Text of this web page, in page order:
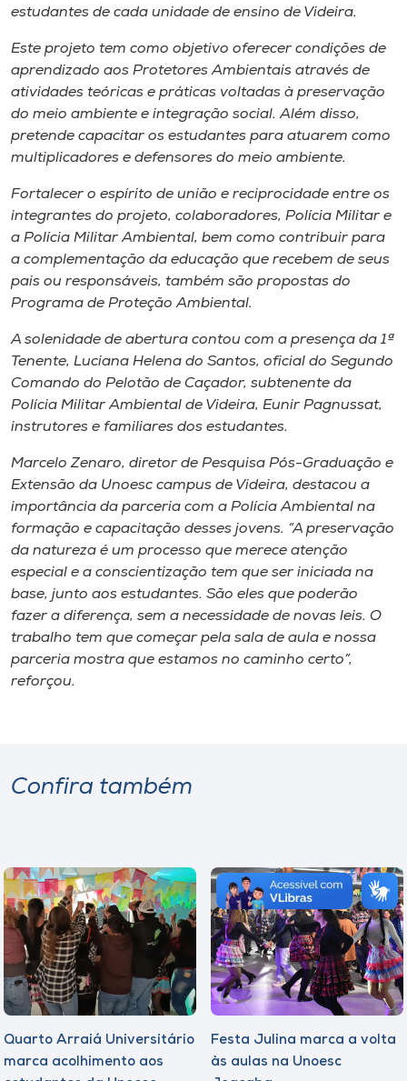
o idioma
estudantes de cada unidade de ensino de Videira.
Este projeto tem como objetivo oferecer condições de
aprendizado aos Protetores Ambientais através de
atividades teóricas e práticas voltadas à preservação
do meio ambiente e integração social. Além disso,
pretende capacitar os estudantes para atuarem como
multiplicadores e defensores do meio ambiente.
Fortalecer o espírito de união e reciprocidade entre os
integrantes do projeto, colaboradores, Polícia Militar e
a Polícia Militar Ambiental, bem como contribuir para
a complementação da educação que recebem de seus
pais ou responsáveis, também são propostas do
Programa de Proteção Ambiental.
A solenidade de abertura contou com a presença da 1ª
Tenente, Luciana Helena do Santos, oficial do Segundo
Comando do Pelotão de Caçador, subtenente da
Polícia Militar Ambiental de Videira, Eunir Pagnussat,
instrutores e familiares dos estudantes.
Marcelo Zenaro, diretor de Pesquisa Pós-Graduação e
Extensão da Unoesc campus de Videira, destacou a
importância da parceria com a Polícia Ambiental na
formação e capacitação desses jovens. “A preservação
da natureza é um processo que merece atenção
especial e a conscientização tem que ser iniciada na
base, junto aos estudantes. São eles que poderão
fazer a diferença, sem a necessidade de novas leis. O
trabalho tem que começar pela sala de aula e nossa
parceria mostra que estamos no caminho certo”,
reforçou.
Confira também
Quarto Arraiá Universitário
marca acolhimento aos
Festa Julina marca a volta
às aulas na Unoesc